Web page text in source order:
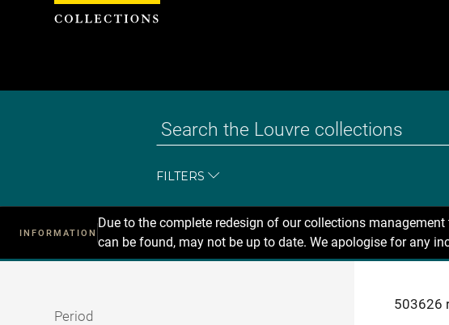
FILTERS
INFORMATION
Due to the complete redesign of our collections
can be found, may not be up to date. We apologise for any
Recherche
Period
503626
Cookies management panel